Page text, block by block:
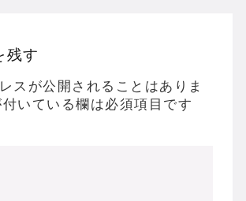
残す
スが公開されることはありま
付いている欄は必須項目です